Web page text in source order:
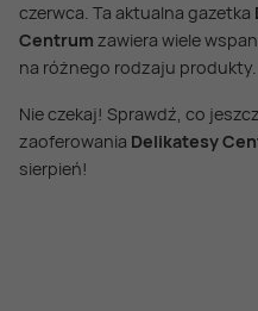
czerwca. Ta aktualna gazetka
Centrum zawiera wiele
na różnego rodzaju produkty.
Nie czekaj! Sprawdź, co
zaoferowania Delikatesy
sierpień!